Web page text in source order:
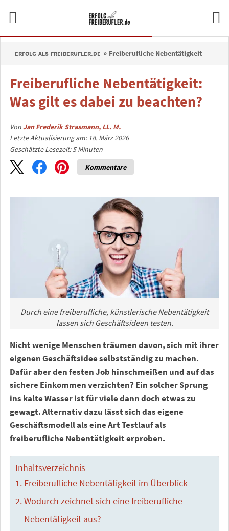
ERFOLG-ALS-FREIBERUFLER.DE Freiberufliche Nebentätigkeit
Freiberufliche Nebentätigkeit:
Was gilt es dabei zu beachten?
VonJan Frederik Strasmann, LL. M.
Letzte Aktualisierung am: 18. März 2026
Geschätzte Lesezeit:5 Minuten
Kommentare
Durch eine freiberufliche, künstlerische Nebentätigkeit
lassen sich Geschäftsideen testen.
Nicht wenige Menschen träumen davon, sich mit ihrer
eigenen Geschäftsidee selbstständig zu machen.
Dafür aber den festen Job hinschmeißen und auf das
sichere Einkommen verzichten? Ein solcher Sprung
ins kalte Wasser ist für viele dann doch etwas zu
gewagt. Alternativ dazu lässt sich das eigene
Geschäftsmodell als eine Art Testlauf als
freiberufliche Nebentätigkeit erproben.
Inhaltsverzeichnis
Freiberufliche Nebentätigkeit im Überblick
Wodurch zeichnet sich eine freiberufliche
Nebentätigkeit aus?